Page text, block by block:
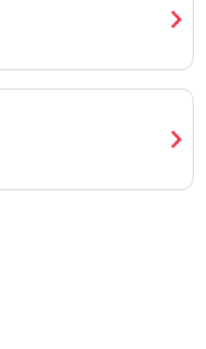
chevron_right
chevron_right